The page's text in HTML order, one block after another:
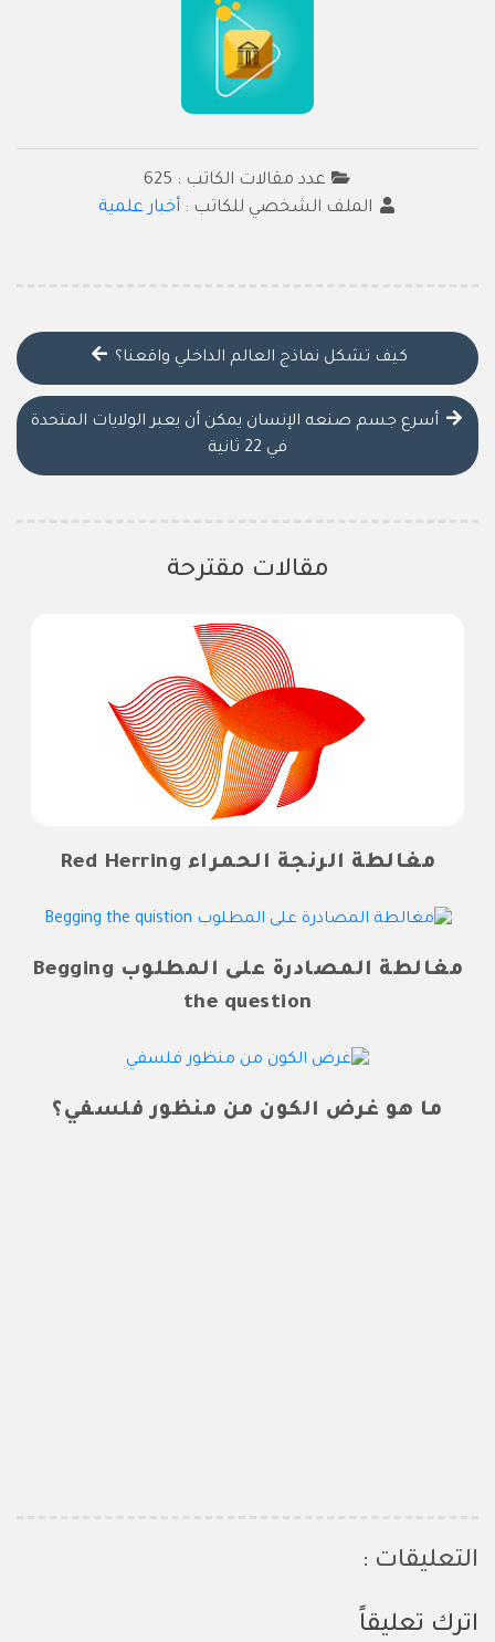
عدد مقالات الكاتب : 625
الملف الشخصي للكاتب : أخبار علمية
كيف تشكل نماذج العالم الداخلي واقعنا؟
أسرع جسم صنعه الإنسان يمكن أن يعبر الولايات المتحدة
في 22 ثانية
مقالات مقترحة
مغالطة الرنجة الحمراء Red Herring
مغالطة المصادرة على المطلوب Begging
the question
ما هو غرض الكون من منظور فلسفي؟
التعليقات :
اترك تعليقاً